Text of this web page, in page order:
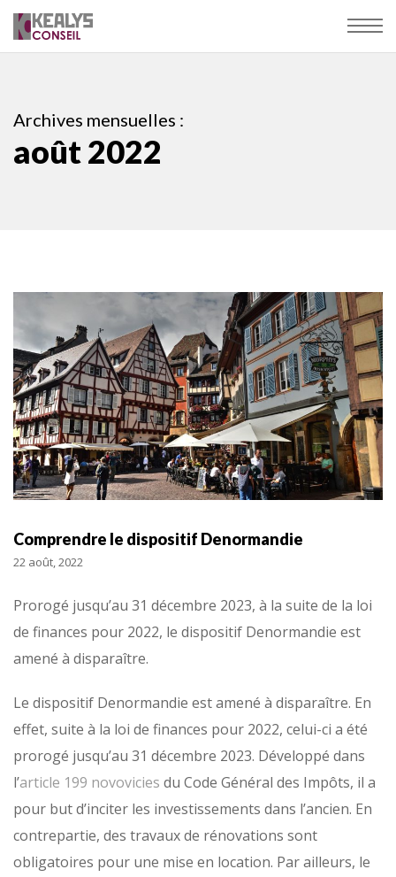
Archives mensuelles :
août 2022
Comprendre le dispositif Denormandie
22 août, 2022
Prorogé jusqu’au 31 décembre 2023, à la suite de la loi
de finances pour 2022, le dispositif Denormandie est
amené à disparaître.
Le dispositif Denormandie est amené à disparaître. En
effet, suite à la loi de finances pour 2022, celui-ci a été
prorogé jusqu’au 31 décembre 2023. Développé dans
l’article 199 novovicies du Code Général des Impôts, il a
pour but d’inciter les investissements dans l’ancien. En
contrepartie, des travaux de rénovations sont
obligatoires pour une mise en location. Par ailleurs, le